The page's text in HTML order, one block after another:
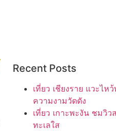
Recent Posts
เที่ยว เชียงราย แวะไห
ความงามวัดดัง
เที่ยว เกาะพะงัน ชมวิว
ทะเลใส